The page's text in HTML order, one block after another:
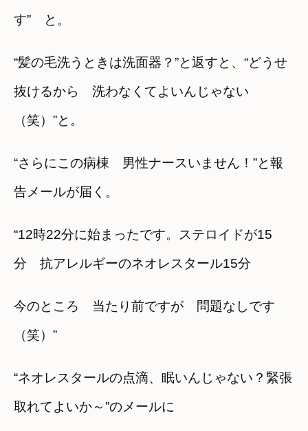
す” と。
“髪の毛洗うときは洗面器？”と返すと、“どうせ
抜けるから 洗わなくてよいんじゃない
（笑）”と。
“さらにこの病棟 男性ナースいません！”と報
告メールが届く。
“12時22分に始まったです。ステロイドが15
分 抗アレルギーのネオレスタール15分
今のところ 当たり前ですが 問題なしです
（笑）”
“ネオレスタールの点滴、眠いんじゃない？緊張
取れてよいか～”のメールに